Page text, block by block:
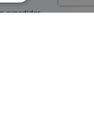
expedidos